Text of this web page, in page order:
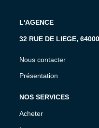
L'AGENCE
32 RUE DE LIEGE,
Nous contacter
Présentation
NOS SERVICES
Acheter